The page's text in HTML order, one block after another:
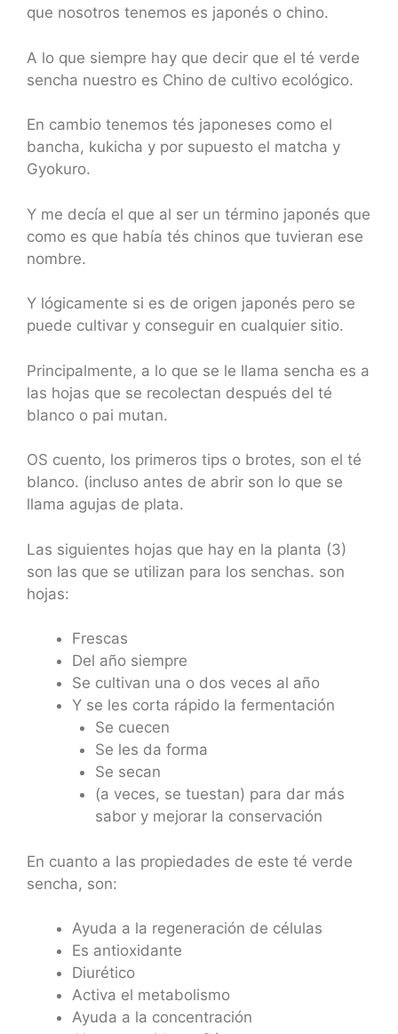
que nosotros tenemos es japonés o chino.
A lo que siempre hay que decir que el té verde
sencha nuestro es Chino de cultivo ecológico.
En cambio tenemos tés japoneses como el
bancha, kukicha y por supuesto el matcha y
Gyokuro.
Y me decía el que al ser un término japonés que
como es que había tés chinos que tuvieran ese
nombre.
Y lógicamente si es de origen japonés pero se
puede cultivar y conseguir en cualquier sitio.
Principalmente, a lo que se le llama sencha es a
las hojas que se recolectan después del té
blanco o pai mutan.
OS cuento, los primeros tips o brotes, son el té
blanco. (incluso antes de abrir son lo que se
llama agujas de plata.
Las siguientes hojas que hay en la planta (3)
son las que se utilizan para los senchas. son
hojas:
Frescas
Del año siempre
Se cultivan una o dos veces al año
Y se les corta rápido la fermentación
Se cuecen
Se les da forma
Se secan
(a veces, se tuestan) para dar más
sabor y mejorar la conservación
En cuanto a las propiedades de este té verde
sencha, son:
Ayuda a la regeneración de células
Es antioxidante
Diurético
Activa el metabolismo
Ayuda a la concentración